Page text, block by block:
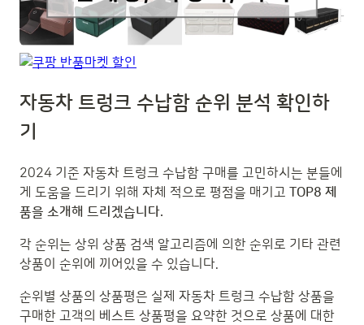
자동차 트렁크 수납함 순위 분석 확인하
기
2024 기준 자동차 트렁크 수납함 구매를 고민하시는 분들에
게 도움을 드리기 위해 자체 적으로 평점을 매기고 TOP8 제
품을 소개해 드리겠습니다.
각 순위는 상위 상품 검색 알고리즘에 의한 순위로 기타 관련
상품이 순위에 끼어있을 수 있습니다.
순위별 상품의 상품평은 실제 자동차 트렁크 수납함 상품을
구매한 고객의 베스트 상품평을 요약한 것으로 상품에 대한